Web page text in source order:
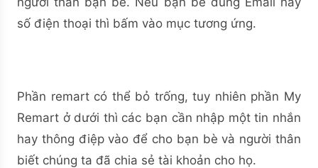
số điện thoại thì bấm vào mục tương ứng.
Phần remart có thể bỏ trống, tuy nhiên phần My
Remart ở dưới thì các bạn cần nhập một tin nhắn
hay thông điệp vào để cho bạn bè và người thân
biết chúng ta đã chia sẻ tài khoản cho họ.